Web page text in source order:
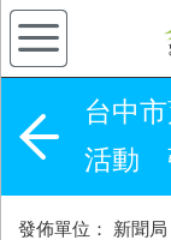
台中
活動
發佈單位： 新聞局